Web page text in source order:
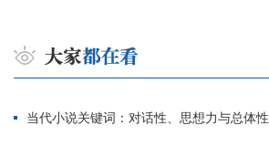
当代小说关键词：对话性、思想力与总体性